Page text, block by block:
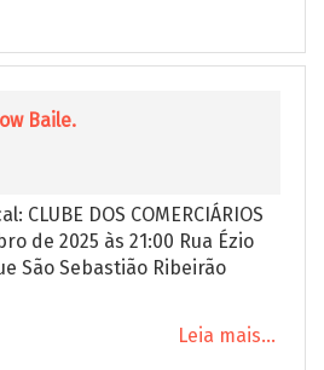
Baile.
CLUBE DOS COMERCIÁRIOS
de 2025 às 21:00 Rua Ézio
São Sebastião Ribeirão
Leia mais...